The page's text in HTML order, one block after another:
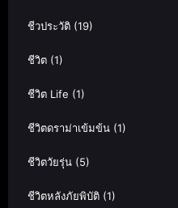
ชีวประวัติ (19)
ชีวิต (1)
ชีวิต Life (1)
ชีวิตดราม่าเข้มข้น (1)
ชีวิตวัยรุ่น (5)
ชีวิตหลังภัยพิบัติ (1)